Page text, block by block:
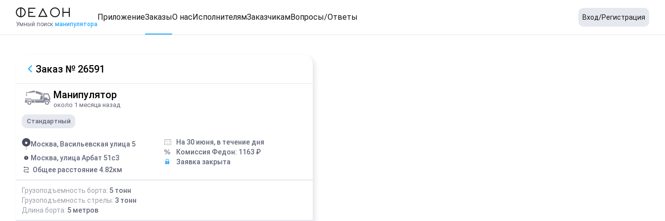
Умный поиск манипулятора
ПриложениеЗаказыО насИсполнителямЗаказчикамВопросы/Ответы Вход/Регистрация
Заказ № 26591
Манипулятор
около 1 месяца назад
Стандартный
Москва, Васильевская улица 5
Москва, улица Арбат 51с3
Общее расстояние 4.82км
На 30 июня, в течение дня
Комиссия Федон: 1163 ₽
Заявка закрыта
Грузоподъемность борта: 5 тонн
Грузоподъемность стрелы: 3 тонн
Длина борта: 5 метров